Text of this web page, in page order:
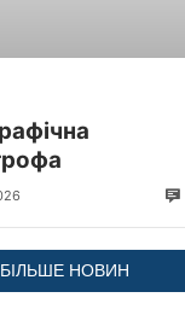
БІЛЬШЕ НОВИН